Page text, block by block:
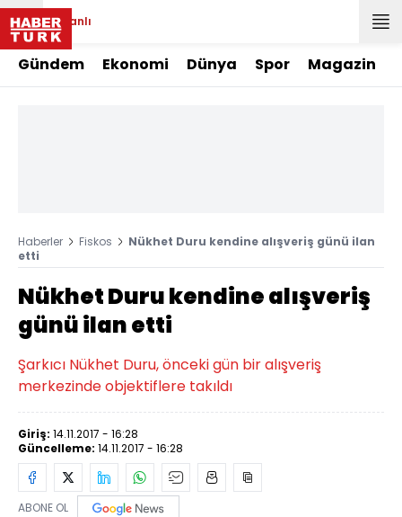
Canlı
Gündem Ekonomi Dünya Spor Magazin
Haberler Fiskos
Nükhet Duru kendine alışveriş günü ilan
etti
Nükhet Duru kendine alışveriş
günü ilan etti
Şarkıcı Nükhet Duru, önceki gün bir alışveriş
merkezinde objektiflere takıldı
Giriş: 14.11.2017 - 16:28
Güncelleme: 14.11.2017 - 16:28
ABONE OL